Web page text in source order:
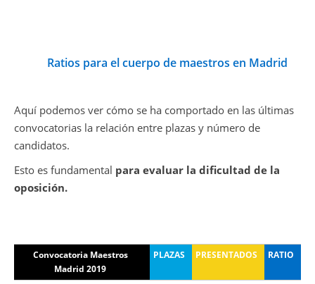
Ratios para el cuerpo de maestros en Madrid
Aquí podemos ver cómo se ha comportado en las últimas
convocatorias la relación entre plazas y número de
candidatos.
Esto es fundamental para evaluar la dificultad de la
oposición.
Convocatoria Maestros
Madrid 2019
PLAZAS PRESENTADOS RATIO